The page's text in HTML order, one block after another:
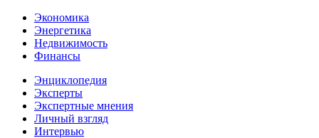
Экономика
Энергетика
Недвижимость
Финансы
Энциклопедия
Эксперты
Экспертные мнения
Личный взгляд
Интервью